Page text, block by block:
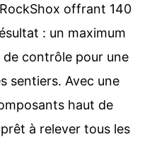
offrant 140
: un maximum
contrôle pour une
sentiers. Avec une
haut de
à relever tous les